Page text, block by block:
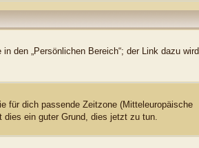
den „Persönlichen Bereich“; der Link dazu wird
für dich passende Zeitzone (Mitteleuropäische
ein guter Grund, dies jetzt zu tun.